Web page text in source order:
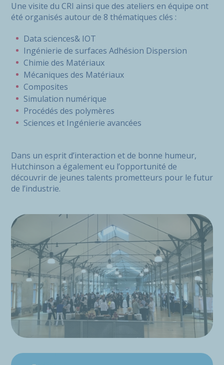
Une visite du CRI ainsi que des ateliers en équipe ont
été organisés autour de 8 thématiques clés :
Data sciences& IOT
Ingénierie de surfaces Adhésion Dispersion
Chimie des Matériaux
Mécaniques des Matériaux
Composites
Simulation numérique
Procédés des polymères
Sciences et Ingénierie avancées
Dans un esprit d’interaction et de bonne humeur,
Hutchinson a également eu l’opportunité de
découvrir de jeunes talents prometteurs pour le futur
de l’industrie.